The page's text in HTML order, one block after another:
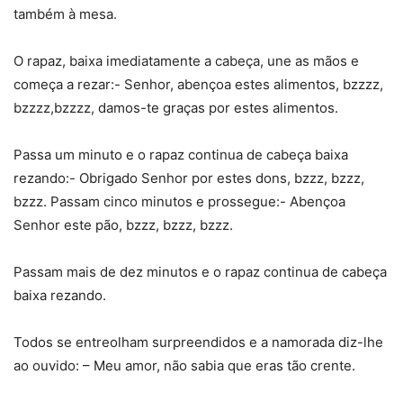
também à mesa.
O rapaz, baixa imediatamente a cabeça, une as mãos e
começa a rezar:- Senhor, abençoa estes alimentos, bzzzz,
bzzzz,bzzzz, damos-te graças por estes alimentos.
Passa um minuto e o rapaz continua de cabeça baixa
rezando:- Obrigado Senhor por estes dons, bzzz, bzzz,
bzzz. Passam cinco minutos e prossegue:- Abençoa
Senhor este pão, bzzz, bzzz, bzzz.
Passam mais de dez minutos e o rapaz continua de cabeça
baixa rezando.
Todos se entreolham surpreendidos e a namorada diz-lhe
ao ouvido: – Meu amor, não sabia que eras tão crente.